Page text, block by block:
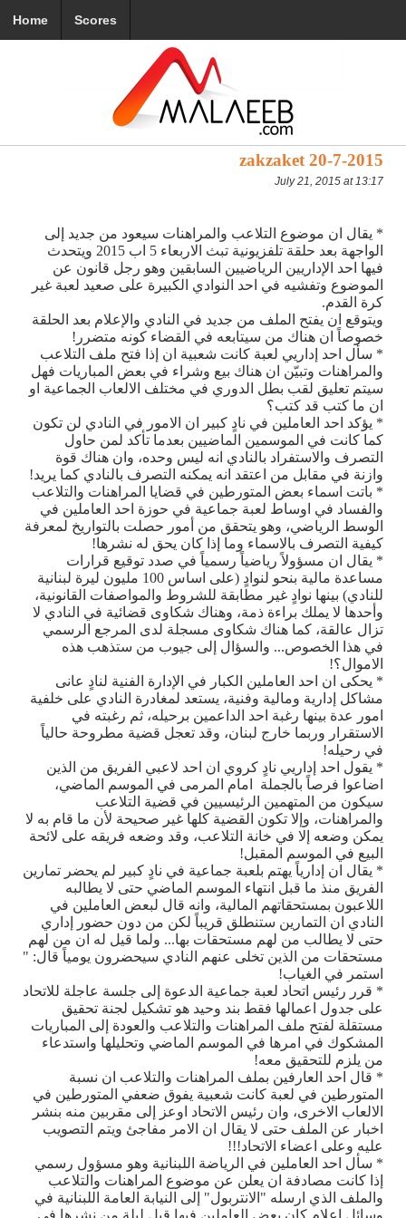
Home Scores
zakzaket 20-7-2015
July 21, 2015 at 13:17
* يقال ان موضوع التلاعب والمراهنات سيعود من جديد إلى
الواجهة بعد حلقة تلفزيونية تبث الاربعاء 5 اب 2015 ويتحدث
فيها احد الإداريين الرياضيين السابقين وهو رجل قانون عن
الموضوع وتفشيه في احد النوادي الكبيرة على صعيد لعبة غير
كرة القدم.
ويتوقع ان يفتح الملف من جديد في النادي والإعلام بعد الحلقة
خصوصاً ان هناك من سيتابعه في القضاء كونه متضرر!
* سأل احد إداريي لعبة كانت شعبية ان إذا فتح ملف التلاعب
والمراهنات وتبيّن ان هناك بيع وشراء في بعض المباريات فهل
سيتم تعليق لقب بطل الدوري في مختلف الالعاب الجماعية او
ان ما كتب قد كتب؟
* يؤكد احد العاملين في نادٍ كبير ان الامور في النادي لن تكون
كما كانت في الموسمين الماضيين بعدما تأكد لمن حاول
التصرف والاستفراد بالنادي انه ليس وحده، وان هناك قوة
وازنة في مقابل من اعتقد انه يمكنه التصرف بالنادي كما يريد!
* باتت اسماء بعض المتورطين في قضايا المراهنات والتلاعب
والفساد في اوساط لعبة جماعية في حوزة احد العاملين في
الوسط الرياضي، وهو يتحقق من أمور حصلت بالتواريخ لمعرفة
كيفية التصرف بالاسماء وما إذا كان يحق له نشرها!
* يقال ان مسؤولاً رياضياً رسمياً في صدد توقيع قرارات
مساعدة مالية بنحو لنوادٍ (على اساس 100 مليون ليرة لبنانية
للنادي) بينها نوادٍ غير مطابقة للشروط والمواصفات القانونية،
وأحدها لا يملك براءة ذمة، وهناك شكاوى قضائية في النادي لا
تزال عالقة، كما هناك شكاوى مسجلة لدى المرجع الرسمي
في هذا الخصوص... والسؤال إلى جيوب من ستذهب هذه
الاموال؟!
* يحكى ان احد العاملين الكبار في الإدارة الفنية لنادٍ عانى
مشاكل إدارية ومالية وفنية، يستعد لمغادرة النادي على خلفية
امور عدة بينها رغبة احد الداعمين برحيله، ثم رغبته في
الاستقرار وربما خارج لبنان، وقد تعجل قضية مطروحة حالياً
في رحيله!
* يقول احد إداريي نادٍ كروي ان احد لاعبي الفريق من الذين
اضاعوا فرصاً بالجملة امام المرمى في الموسم الماضي،
سيكون من المتهمين الرئيسيين في قضية التلاعب
والمراهنات، وإلا تكون القضية كلها غير صحيحة لأن ما قام به لا
يمكن وضعه إلا في خانة التلاعب، وقد وضعه فريقه على لائحة
البيع في الموسم المقبل!
* يقال ان إدارياً يهتم بلعبة جماعية في نادٍ كبير لم يحضر تمارين
الفريق منذ ما قبل انتهاء الموسم الماضي حتى لا يطالبه
اللاعبون بمستحقاتهم المالية، وانه قال لبعض العاملين في
النادي ان التمارين ستنطلق قريباً لكن من دون حضور إداري
حتى لا يطالب من لهم مستحقات بها... ولما قيل له ان من لهم
مستحقات من الذين تخلى عنهم النادي سيحضرون يومياً قال: "
استمر في الغياب!
* قرر رئيس اتحاد لعبة جماعية الدعوة إلى جلسة عاجلة للاتحاد
على جدول اعمالها فقط بند وحيد هو تشكيل لجنة تحقيق
مستقلة لفتح ملف المراهنات والتلاعب والعودة إلى المباريات
المشكوك في امرها في الموسم الماضي وتحليلها واستدعاء
من يلزم للتحقيق معه!
* قال احد العارفين بملف المراهنات والتلاعب ان نسبة
المتورطين في لعبة كانت شعبية يفوق ضعفي المتورطين في
الالعاب الاخرى، وان رئيس الاتحاد اوعز إلى مقربين منه بنشر
اخبار عن الملف حتى لا يقال ان الامر مفاجئ ويتم التصويب
عليه وعلى اعضاء الاتحاد!!!
* سأل احد العاملين في الرياضة اللبنانية وهو مسؤول رسمي
إذا كانت مصادفة ان يعلن عن موضوع المراهنات والتلاعب
والملف الذي ارسله "الانتربول" إلى النيابة العامة اللبنانية في
وسائل إعلام كان بعض العاملين فيها قبل ليلة من نشرها في